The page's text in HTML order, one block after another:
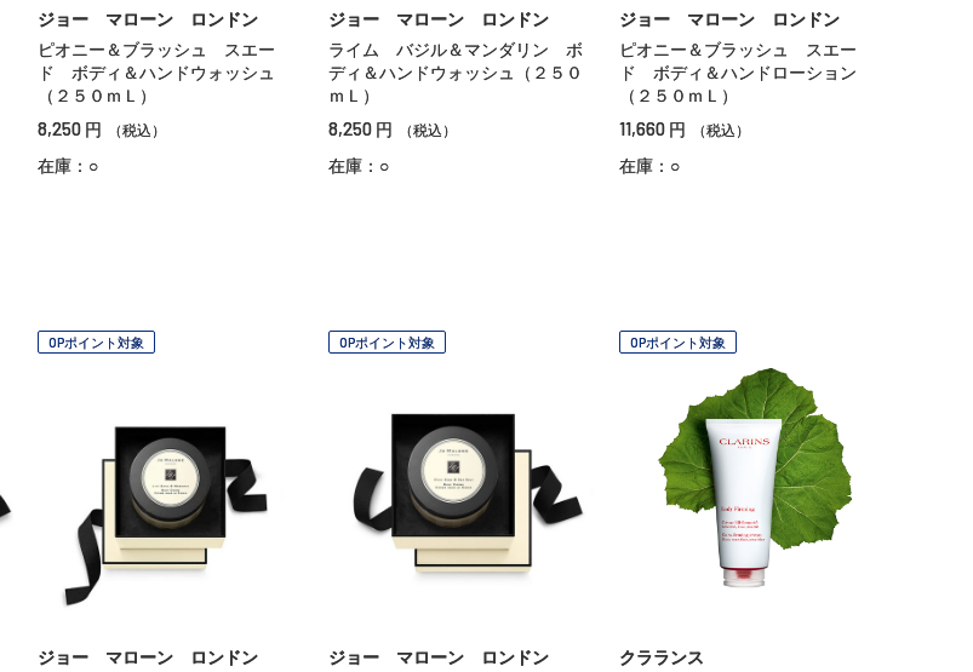
ジョー マローン ロンドン
ピオニー＆ブラッシュ スエー
ド ボディ＆ハンドウォッシュ
（２５０ｍＬ）
8,250 円 （税込）
在庫：○
ジョー マローン ロンドン
ライム バジル＆マンダリン ボ
ディ＆ハンドウォッシュ（２５０
ｍＬ）
8,250 円 （税込）
在庫：○
ジョー マローン ロンドン
ピオニー＆ブラッシュ スエー
ド ボディ＆ハンドローション
（２５０ｍＬ）
11,660 円 （税込）
在庫：○
OPポイント対象
ジョー マローン ロンドン
OPポイント対象
ジョー マローン ロンドン
OPポイント対象
クラランス